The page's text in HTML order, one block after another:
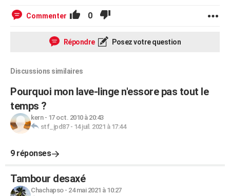
Commenter 0
Répondre Posez votre question
Discussions similaires
Pourquoi mon lave-linge n'essore pas tout le
temps ?
kern- 17 oct. 2010 à 20:43
stf_jpd87- 14 juil. 2021 à 17:44
9 réponses
Tambour desaxé
Chachapso- 24 mai 2021 à 10:27